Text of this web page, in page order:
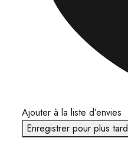
Ajouter à la liste d’envies
Enregistrer pour plus tard